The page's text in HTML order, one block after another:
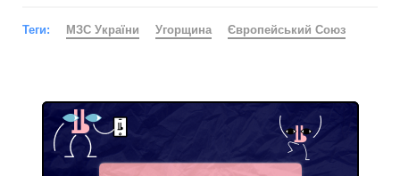
Теги: МЗС України Угорщина Європейський Союз